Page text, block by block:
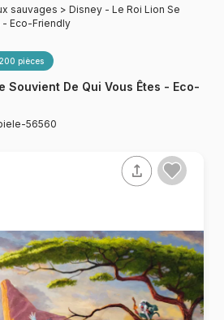
sauvages > Disney - Le Roi Lion Se
- Eco-Friendly
200 pièces
Souvient De Qui Vous Êtes - Eco-
56560